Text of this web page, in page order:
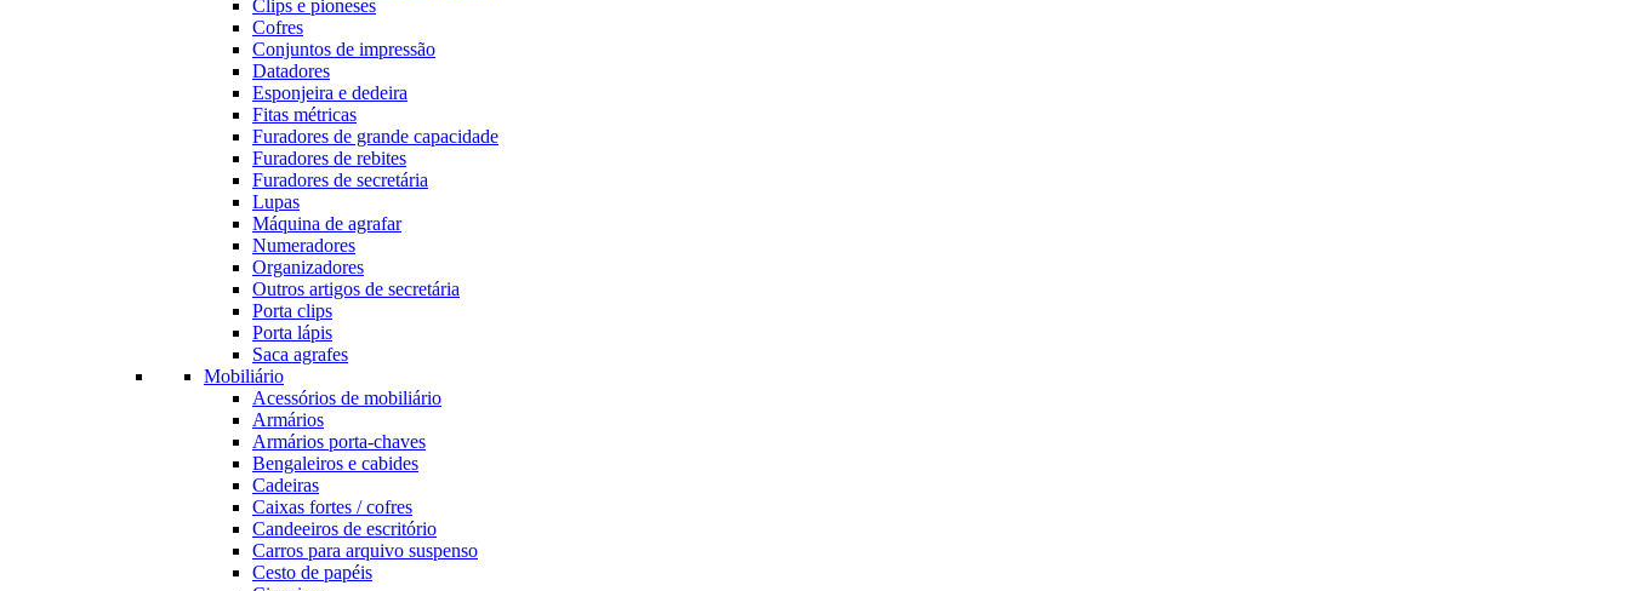
Clips e pioneses
Cofres
Conjuntos de impressão
Datadores
Esponjeira e dedeira
Fitas métricas
Furadores de grande capacidade
Furadores de rebites
Furadores de secretária
Lupas
Máquina de agrafar
Numeradores
Organizadores
Outros artigos de secretária
Porta clips
Porta lápis
Saca agrafes
Mobiliário
Acessórios de mobiliário
Armários
Armários porta-chaves
Bengaleiros e cabides
Cadeiras
Caixas fortes / cofres
Candeeiros de escritório
Carros para arquivo suspenso
Cesto de papéis